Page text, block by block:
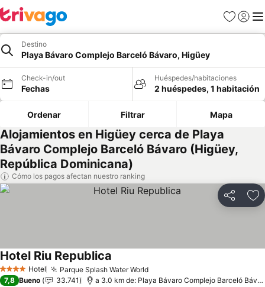
Favoritos
Iniciar
Destino
Playa Bávaro Complejo Barceló Bávaro, Higüey
Check-in/out
Fechas
Huéspedes/habitaciones
2 huéspedes, 1 habitación
Ordenar Filtrar Mapa
Alojamientos en Higüey cerca de Playa
Bávaro Complejo Barceló Bávaro (Higüey,
República Dominicana)
Cómo los pagos afectan nuestro ranking
Compartir
4 EstrellasHotel Parque Splash Water World
Hotel Riu Republica
7,8 Bueno 33.741 a 3.0 km de: Playa Bávaro Complejo Barceló Bávaro